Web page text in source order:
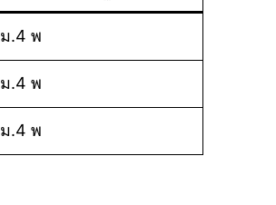
ม.4 พ
ม.4 พ
ม.4 พ